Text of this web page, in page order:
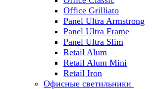
Office Grilliato
Panel Ultra Armstrong
Panel Ultra Frame
Panel Ultra Slim
Retail Alum
Retail Alum Mini
Retail Iron
Офисные светильники